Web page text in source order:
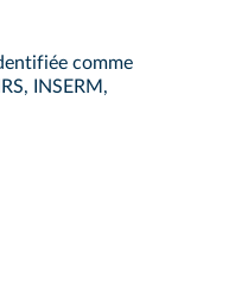
comme
INSERM,